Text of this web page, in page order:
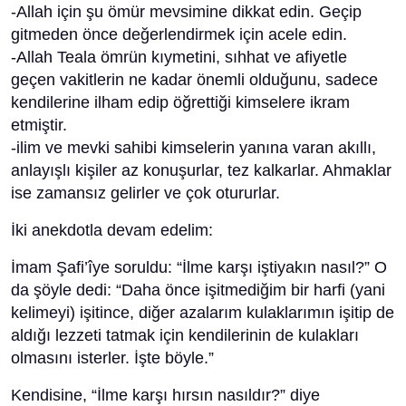
-Allah için şu ömür mevsimine dikkat edin. Geçip
gitmeden önce değerlendirmek için acele edin.
-Allah Teala ömrün kıymetini, sıhhat ve afiyetle
geçen vakitlerin ne kadar önemli olduğunu, sadece
kendilerine ilham edip öğrettiği kimselere ikram
etmiştir.
-ilim ve mevki sahibi kimselerin yanına varan akıllı,
anlayışlı kişiler az konuşurlar, tez kalkarlar. Ahmaklar
ise zamansız gelirler ve çok otururlar.
İki anekdotla devam edelim:
İmam Şafi’îye soruldu: “İlme karşı iştiyakın nasıl?” O
da şöyle dedi: “Daha önce işitmediğim bir harfi (yani
kelimeyi) işitince, diğer azalarım kulaklarımın işitip de
aldığı lezzeti tatmak için kendilerinin de kulakları
olmasını isterler. İşte böyle.”
Kendisine, “İlme karşı hırsın nasıldır?” diye